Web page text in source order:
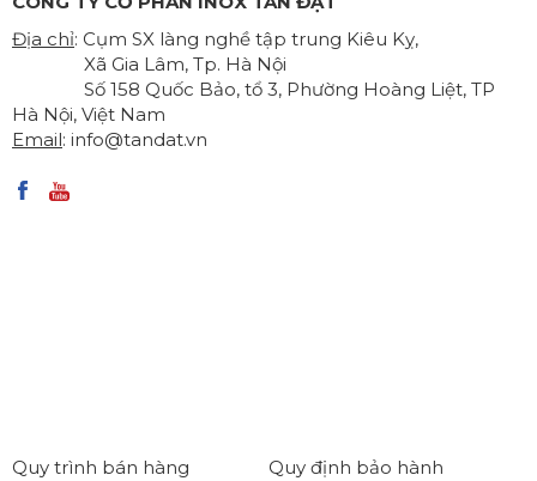
Địa chỉ: Cụm SX làng nghề tập trung Kiêu Kỵ,
Xã Gia Lâm, Tp. Hà Nội
Số 158 Quốc Bảo, tổ 3, Phường Hoàng Liệt, TP
Hà Nội, Việt Nam
Email: info@tandat.vn
Quy trình bán hàng
Quy định bảo hành